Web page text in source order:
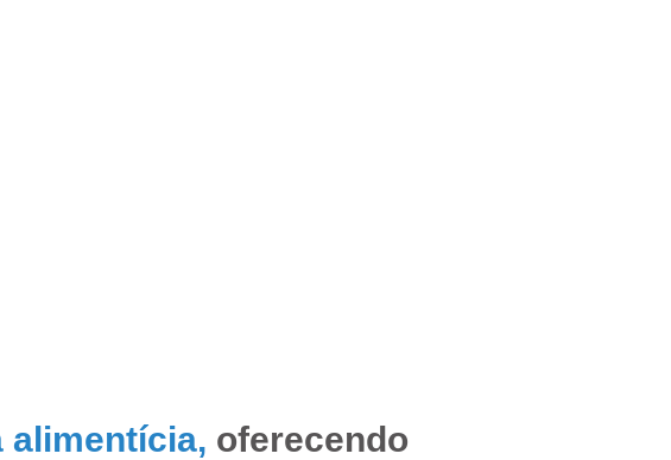
alimentícia, oferecendo